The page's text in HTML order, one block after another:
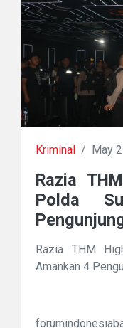
Kriminal / May
Razia
Polda
Razia THM
Amankan 4